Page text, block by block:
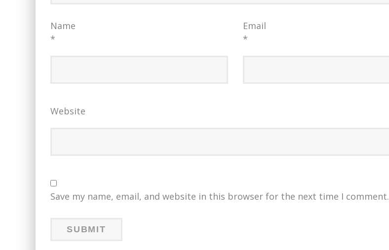
Name
*
Email
*
Website
Save my name, email, and website in this browser for the next time I comment.